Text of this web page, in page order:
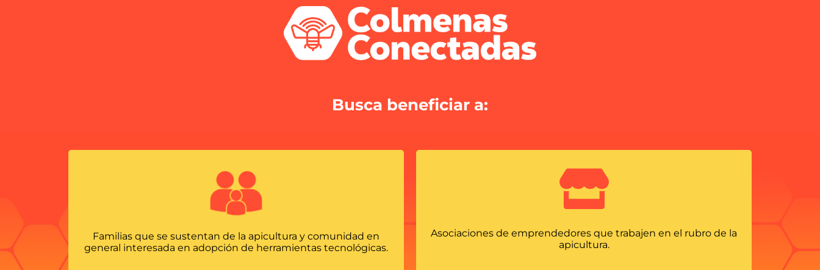
Busca beneficiar a:
Familias que se sustentan de la apicultura y comunidad en
general interesada en adopción de herramientas tecnológicas.
Asociaciones de emprendedores que trabajen en el rubro de la
apicultura.